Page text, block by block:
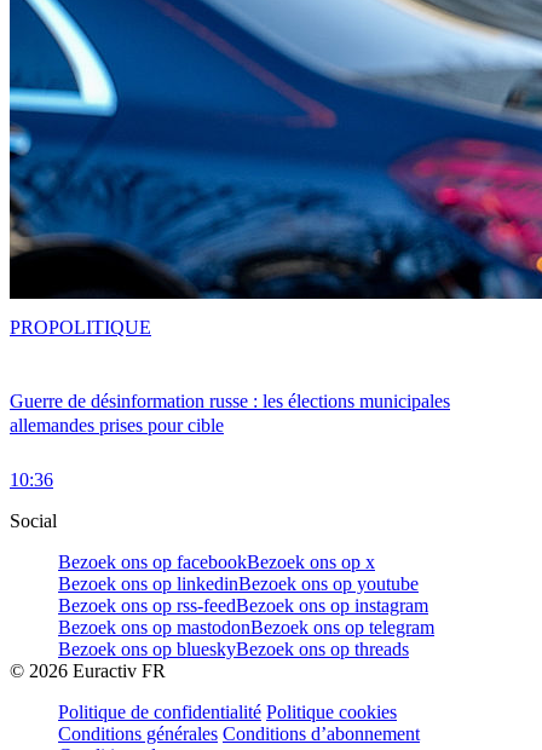
Guerre de désinformation russe : les élections municipales
allemandes prises pour cible
10:36
PROPOLITIQUE
Social
Bezoek ons op facebookBezoek ons op x
Bezoek ons op linkedinBezoek ons op youtube
Bezoek ons op rss-feedBezoek ons op instagram
Bezoek ons op mastodonBezoek ons op telegram
Bezoek ons op blueskyBezoek ons op threads
© 2026 Euractiv FR
Politique de confidentialité Politique cookies
Conditions générales Conditions d’abonnement